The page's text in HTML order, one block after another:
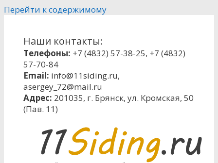
Перейти к содержимому
Наши контакты:
Телефоны: +7 (4832) 57-38-25, +7 (4832)
57-70-84
Email: info@11siding.ru,
asergey_72@mail.ru
Адрес: 201035, г. Брянск, ул. Кромская, 50
(Пав. 11)